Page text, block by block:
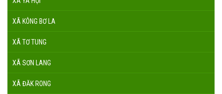
XÃ KÔNG BƠ LA
XÃ TƠ TUNG
XÃ SƠN LANG
XÃ ĐĂK RONG